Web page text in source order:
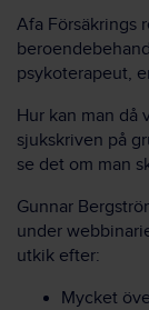
Afa Försäkrings
psykoterapeut,
Hur kan man då
sjukskriven på
se det om man
Gunnar
under
utkik efter:
Mycket